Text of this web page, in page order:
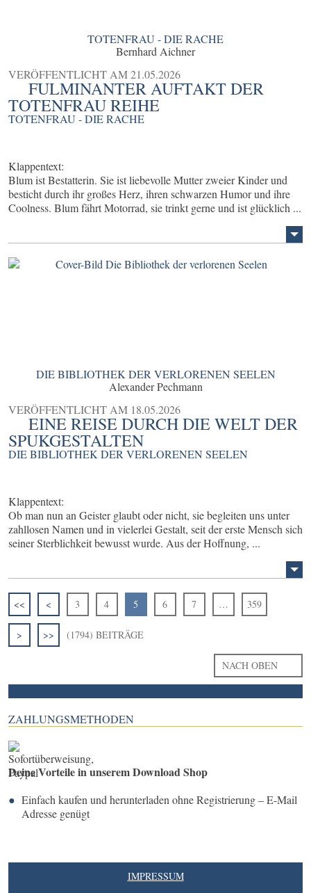
TOTENFRAU - DIE RACHE
Bernhard Aichner
VERÖFFENTLICHT AM21.05.2026
FULMINANTER AUFTAKT DER
TOTENFRAU REIHE
TOTENFRAU - DIE RACHE
Klappentext:
Blum ist Bestatterin. Sie ist liebevolle Mutter zweier Kinder und
besticht durch ihr großes Herz, ihren schwarzen Humor und ihre
Coolness. Blum fährt Motorrad, sie trinkt gerne und ist glücklich ...
DIE BIBLIOTHEK DER VERLORENEN SEELEN
Alexander Pechmann
VERÖFFENTLICHT AM 18.05.2026
EINE REISE DURCH DIE WELT DER
SPUKGESTALTEN
DIE BIBLIOTHEK DER VERLORENEN SEELEN
Klappentext:
Ob man nun an Geister glaubt oder nicht, sie begleiten uns unter
zahllosen Namen und in vielerlei Gestalt, seit der erste Mensch sich
seiner Sterblichkeit bewusst wurde. Aus der Hoffnung, ...
<< < 3 4 5 6 7 … 359
> >> (1794) BEITRÄGE
NACH OBEN
ZAHLUNGSMETHODEN
Deine Vorteile in unserem Download Shop
Einfach kaufen und herunterladen ohne Registrierung – E-Mail
Adresse genügt
IMPRESSUM